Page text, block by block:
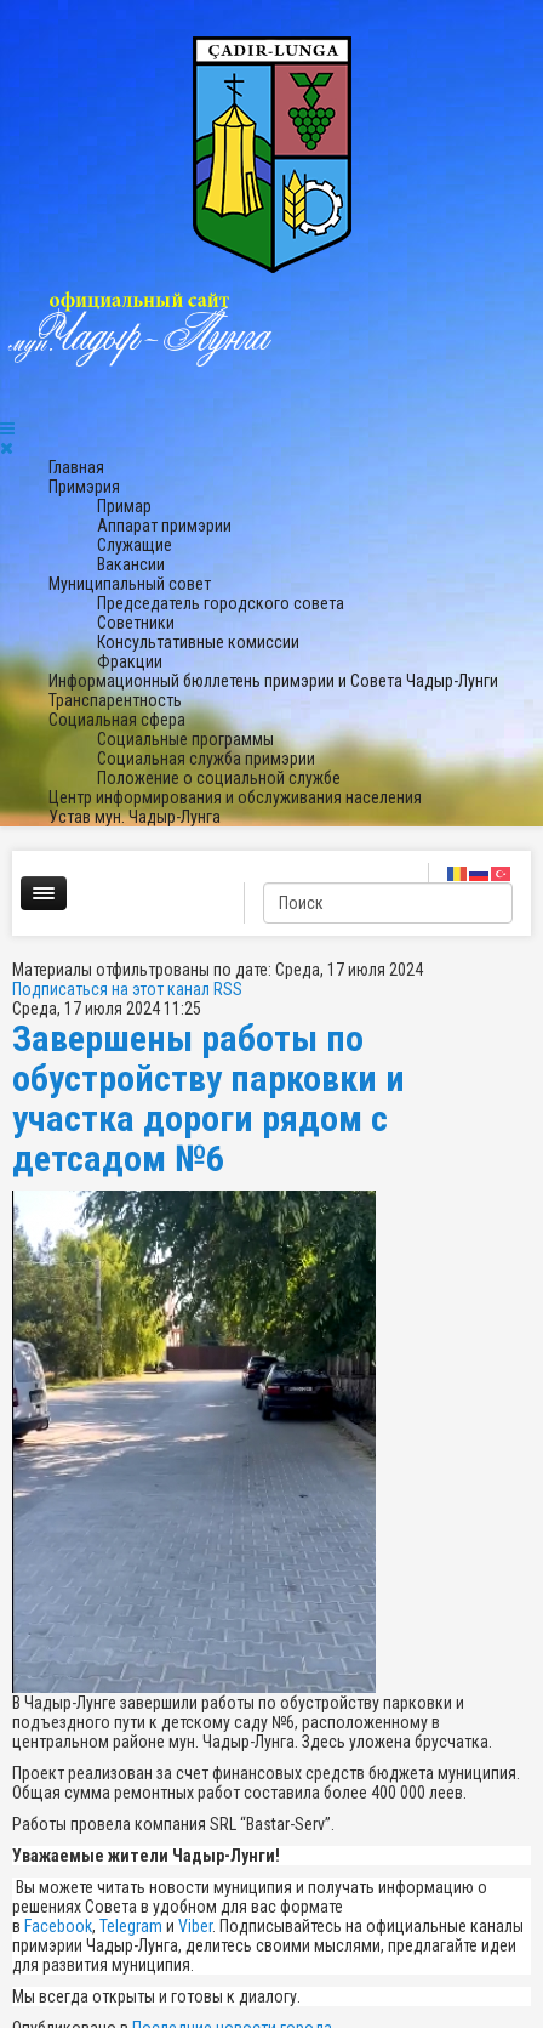
Главная
Примэрия
Примар
Аппарат примэрии
Служащие
Вакансии
Муниципальный совет
Председатель городского совета
Советники
Консультативные комиссии
Фракции
Информационный бюллетень примэрии и Совета Чадыр-Лунги
Транспарентность
Социальная сфера
Социальные программы
Социальная служба примэрии
Положение о социальной службе
Центр информирования и обслуживания населения
Устав мун. Чадыр-Лунга
Материалы отфильтрованы по дате: Среда, 17 июля 2024
Подписаться на этот канал RSS
Среда, 17 июля 2024 11:25
Завершены работы по
обустройству парковки и
участка дороги рядом с
детсадом №6
В Чадыр-Лунге завершили работы по обустройству парковки и
подъездного пути к детскому саду №6, расположенному в
центральном районе мун. Чадыр-Лунга. Здесь уложена брусчатка.
Проект реализован за счет финансовых средств бюджета муниципия.
Общая сумма ремонтных работ составила более 400 000 леев.
Работы провела компания SRL “Bastar-Serv”.
Уважаемые жители Чадыр-Лунги!
Вы можете читать новости муниципия и получать информацию о
решениях Совета в удобном для вас формате
в Facebook, Telegram и Viber. Подписывайтесь на официальные каналы
примэрии Чадыр-Лунга, делитесь своими мыслями, предлагайте идеи
для развития муниципия.
Мы всегда открыты и готовы к диалогу.